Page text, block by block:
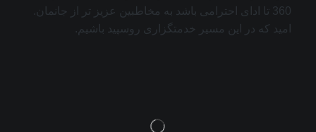
360 تا ادای احترامی باشد به مخاطبین عزیز تر از جانمان.
امید که در این مسیر خدمتگزاری روسپید باشیم.